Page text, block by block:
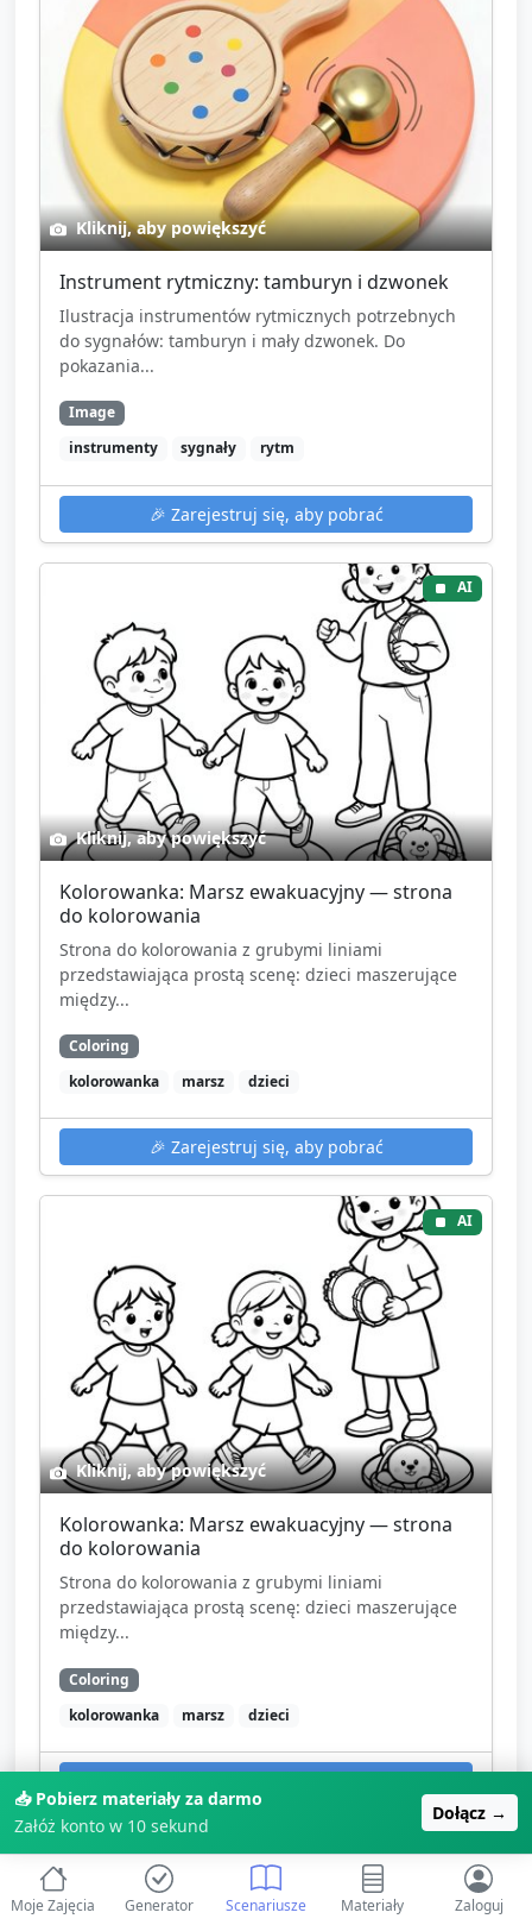
Kliknij, aby powiększyć
Instrument rytmiczny: tamburyn i dzwonek
Ilustracja instrumentów rytmicznych potrzebnych
do sygnałów: tamburyn i mały dzwonek. Do
pokazania...
Image
instrumenty
sygnały rytm
🎉 Zarejestruj się, aby pobrać
AI
Kliknij, aby powiększyć
Kolorowanka: Marsz ewakuacyjny — strona
do kolorowania
Strona do kolorowania z grubymi liniami
przedstawiająca prostą scenę: dzieci maszerujące
między...
Coloring
kolorowanka
marsz dzieci
🎉 Zarejestruj się, aby pobrać
AI
Kliknij, aby powiększyć
Kolorowanka: Marsz ewakuacyjny — strona
do kolorowania
Strona do kolorowania z grubymi liniami
przedstawiająca prostą scenę: dzieci maszerujące
między...
Coloring
kolorowanka
marsz dzieci
🤔 Co dalej? Wybierz swoją ścieżkę:
📥 Pobierz materiały za darmo
Załóż konto w 10 sekund
Dołącz →
Moje Zajęcia Generator Scenariusze Materiały Zaloguj